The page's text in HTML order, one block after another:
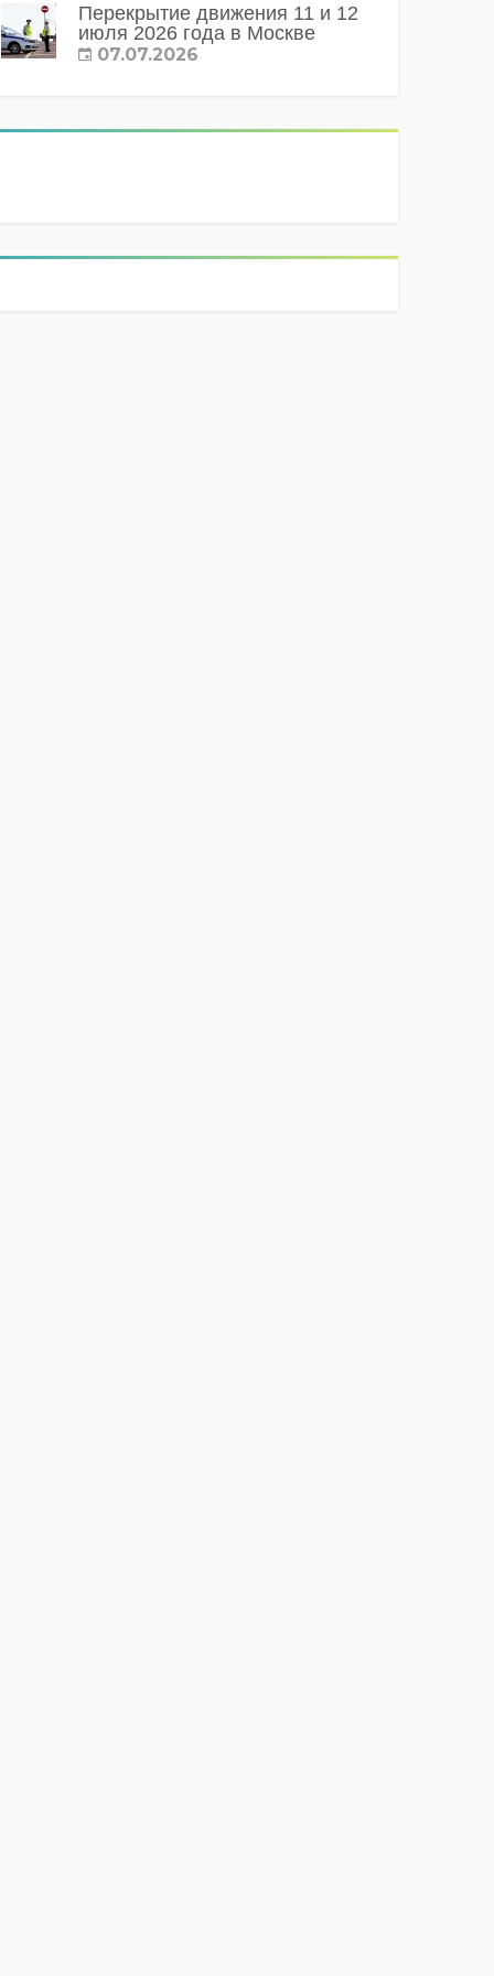
Перекрытие движения 11 и 12
июля 2026 года в Москве
07.07.2026